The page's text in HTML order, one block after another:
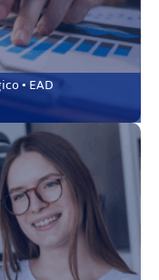
• EAD